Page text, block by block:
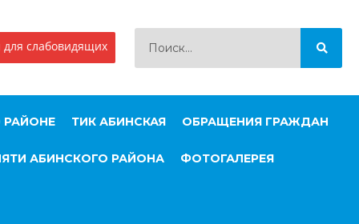
слабовидящих
РАЙОНЕ ТИК АБИНСКАЯ ОБРАЩЕНИЯ ГРАЖДАН
АБИНСКОГО РАЙОНА ФОТОГАЛЕРЕЯ